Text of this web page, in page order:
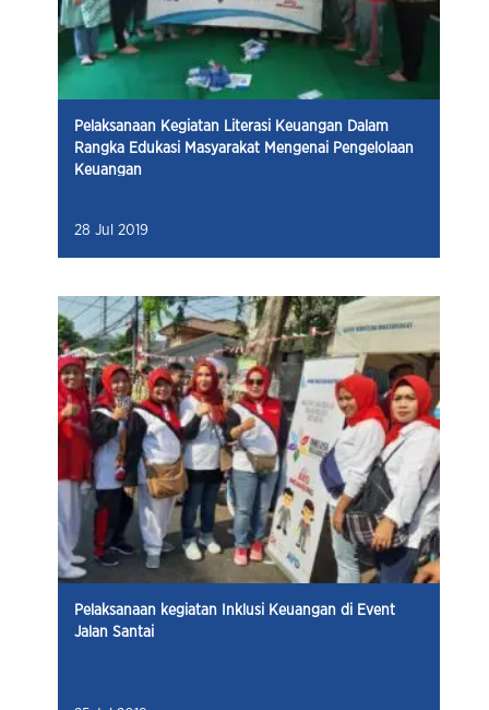
Pelaksanaan Kegiatan Literasi Keuangan Dalam
Rangka Edukasi Masyarakat Mengenai Pengelolaan
Keuangan
28 Jul 2019
Pelaksanaan kegiatan Inklusi Keuangan di Event
Jalan Santai